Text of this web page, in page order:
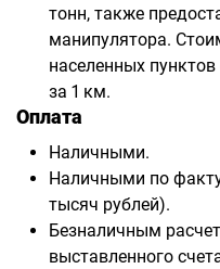
тонн, также
манипулятора.
населенных
за 1 км.
Оплата
Наличными.
Наличными по
тысяч рублей).
Безналичным
выставленного